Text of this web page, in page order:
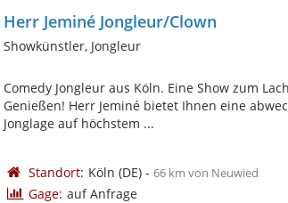
Herr Jeminé Jongleur/Clown
Showkünstler, Jongleur
Comedy Jongleur aus Köln. Eine Show zum
Genießen! Herr Jeminé bietet Ihnen eine
Jonglage auf höchstem ...
Standort: Köln (DE)- 66 km von Neuwied
Gage: auf Anfrage